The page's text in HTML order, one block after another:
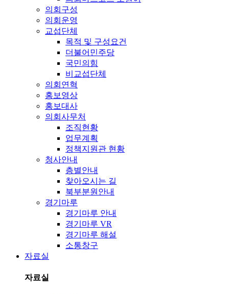
의회구성
의회운영
교섭단체
목적 및 구성요건
더불어민주당
국민의힘
비교섭단체
의회연혁
홍보영상
홍보대사
의회사무처
조직현황
업무계획
정책지원관 현황
청사안내
층별안내
찾아오시는 길
북부분원안내
경기마루
경기마루 안내
경기마루 VR
경기마루 해설
소통창구
자료실
자료실